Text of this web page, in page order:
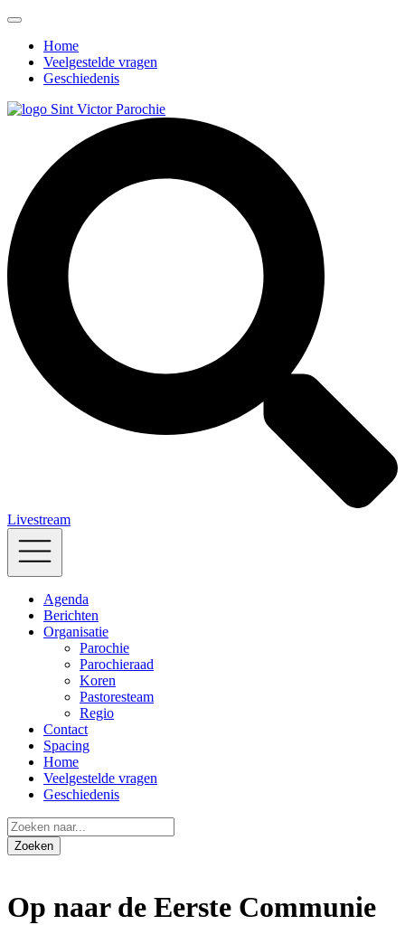
Home
Veelgestelde vragen
Geschiedenis
Livestream
Agenda
Berichten
Organisatie
Parochie
Parochieraad
Koren
Pastoresteam
Regio
Contact
Spacing
Home
Veelgestelde vragen
Geschiedenis
Op naar de Eerste Communie